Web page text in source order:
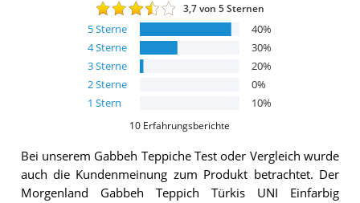
3,7von 5 Sternen
5Sterne 40%
4Sterne 30%
3Sterne 20%
2Sterne 0%
1 Stern 10%
10 Erfahrungsberichte
Bei unserem Gabbeh TeppicheTest oder Vergleich wurde
auch die Kundenmeinung zum Produkt betrachtet. Der
Morgenland Gabbeh Teppich Türkis UNI Einfarbig